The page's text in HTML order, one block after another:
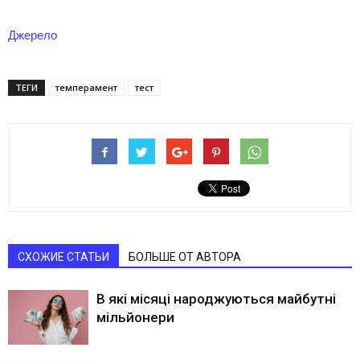
Джерело
ТЕГИ темперамент тест
СХОЖИЕ СТАТЬИ БОЛЬШЕ ОТ АВТОРА
В які місяці народжуються майбутні
мільйонери